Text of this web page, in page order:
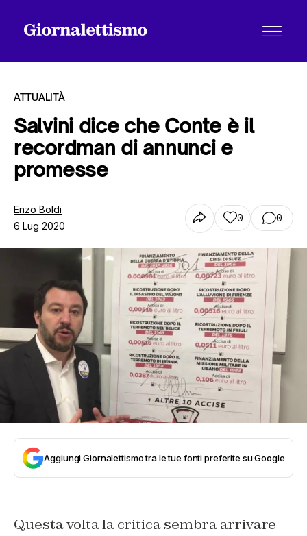
Tutti gli articoli
Chi siamo
ATTUALITÀ
Salvini dice che Conte è il
recordman di annunci e
promesse
Enzo Boldi
6 Lug 2020
0 0
Aggiungi Giornalettismo tra le tue fonti preferite su Google
Questa volta la critica sembra arrivare